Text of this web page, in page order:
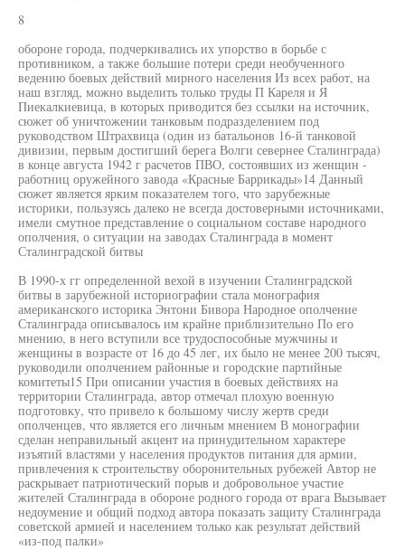
8
обороне города, подчеркивались их упорство в борьбе с
противником, а также большие потери среди необученного
ведению боевых действий мирного населения Из всех работ, на
наш взгляд, можно выделить только труды П Кареля и Я
Пиекалкиевица, в которых приводится без ссылки на источник,
сюжет об уничтожении танковым подразделением под
руководством Штрахвица (один из батальонов 16-й танковой
дивизии, первым достигший берега Волги севернее Сталинграда)
в конце августа 1942 г расчетов ПВО, состоявших из женщин -
работниц оружейного завода «Красные Баррикады»14 Данный
сюжет является ярким показателем того, что зарубежные
историки, пользуясь далеко не всегда достоверными источниками,
имели смутное представление о социальном составе народного
ополчения, о ситуации на заводах Сталинграда в момент
Сталинградской битвы
В 1990-х гг определенной вехой в изучении Сталинградской
битвы в зарубежной историографии стала монография
американского историка Энтони Бивора Народное ополчение
Сталинграда описывалось им крайне приблизительно По его
мнению, в него вступили все трудоспособные мужчины и
женщины в возрасте от 16 до 45 лег, их было не менее 200 тысяч,
руководили ополчением районные и городские партийные
комитеты15 При описании участия в боевых действиях на
территории Сталинграда, автор отмечал плохую военную
подготовку, что привело к большому числу жертв среди
ополченцев, что является его личным мнением В монографии
сделан неправильный акцент на принудительном характере
изъятий властями у населения продуктов питания для армии,
привлечения к строительству оборонительных рубежей Автор не
раскрывает патриотический порыв и добровольное участие
жителей Сталинграда в обороне родного города от врага Вызывает
недоумение и общий подход автора показать защиту Сталинграда
советской армией и населением только как результат действий
«из-под палки»